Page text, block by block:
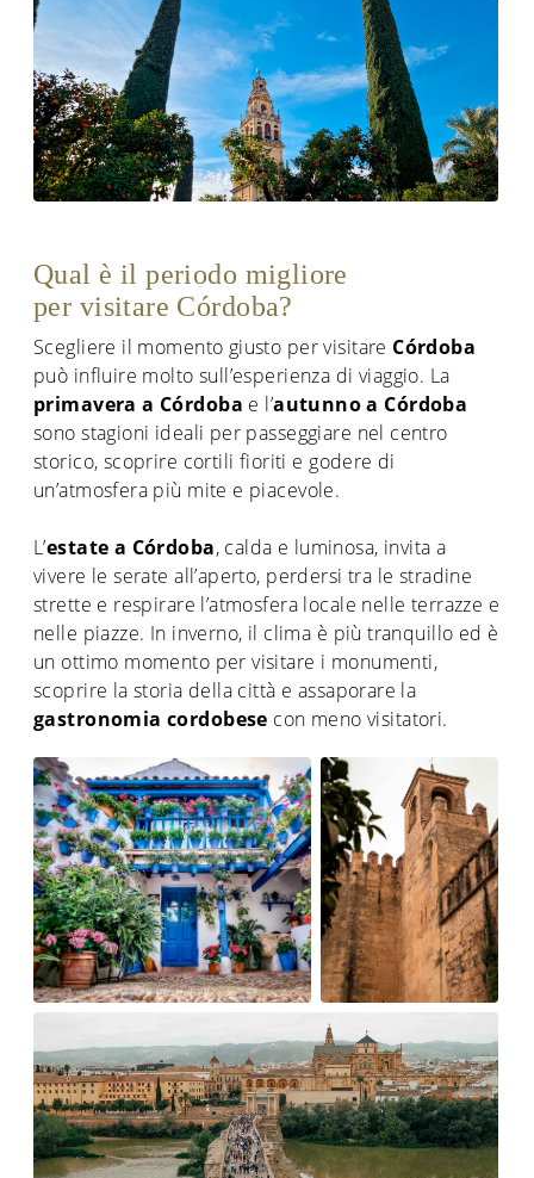
Qual è il periodo migliore
per visitare Córdoba?
Scegliere il momento giusto per visitare Córdoba
può influire molto sull’esperienza di viaggio. La
primavera a Córdoba e l’autunno a Córdoba
sono stagioni ideali per passeggiare nel centro
storico, scoprire cortili fioriti e godere di
un’atmosfera più mite e piacevole.
L’estate a Córdoba, calda e luminosa, invita a
vivere le serate all’aperto, perdersi tra le stradine
strette e respirare l’atmosfera locale nelle terrazze e
nelle piazze. In inverno, il clima è più tranquillo ed è
un ottimo momento per visitare i monumenti,
scoprire la storia della città e assaporare la
gastronomia cordobese con meno visitatori.